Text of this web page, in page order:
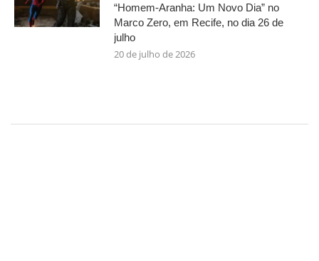
“Homem-Aranha: Um Novo Dia” no
Marco Zero, em Recife, no dia 26 de
julho
20 de julho de 2026